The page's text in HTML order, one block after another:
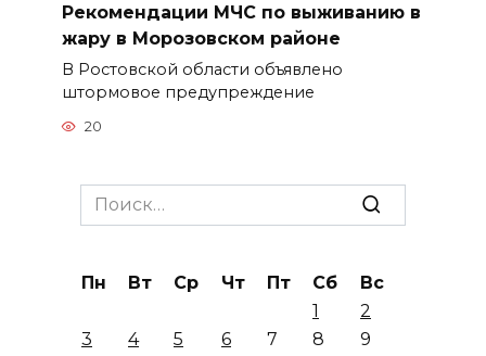
Рекомендации МЧС по выживанию в
жару в Морозовском районе
В Ростовской области объявлено
штормовое предупреждение
20
Search
for:
Пн Вт Ср Чт Пт Сб
Вс
1
2
3
4 5 6 7 8
9